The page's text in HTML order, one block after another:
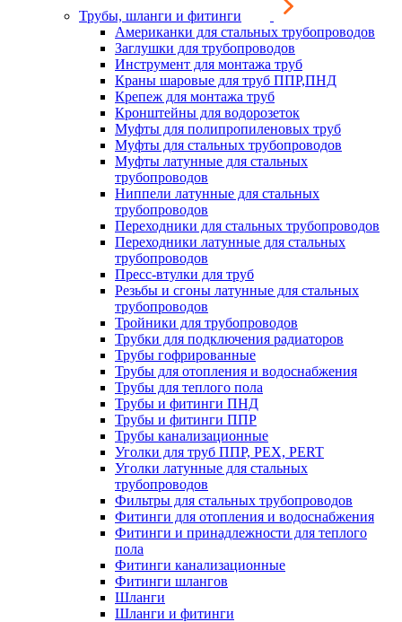
Трубы, шланги и фитинги
Американки для стальных трубопроводов
Заглушки для трубопроводов
Инструмент для монтажа труб
Краны шаровые для труб ППР,ПНД
Крепеж для монтажа труб
Кронштейны для водорозеток
Муфты для полипропиленовых труб
Муфты для стальных трубопроводов
Муфты латунные для стальных
трубопроводов
Ниппели латунные для стальных
трубопроводов
Переходники для стальных трубопроводов
Переходники латунные для стальных
трубопроводов
Пресс-втулки для труб
Резьбы и сгоны латунные для стальных
трубопроводов
Тройники для трубопроводов
Трубки для подключения радиаторов
Трубы гофрированные
Трубы для отопления и водоснабжения
Трубы для теплого пола
Трубы и фитинги ПНД
Трубы и фитинги ППР
Трубы канализационные
Уголки для труб ППР, PEX, PERT
Уголки латунные для стальных
трубопроводов
Фильтры для стальных трубопроводов
Фитинги для отопления и водоснабжения
Фитинги и принадлежности для теплого
пола
Фитинги канализационные
Фитинги шлангов
Шланги
Шланги и фитинги